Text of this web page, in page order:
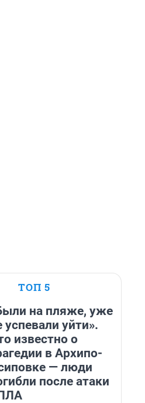
ТОП 5
на пляже, уже
успевали уйти».
известно о
в Архипо-
— люди
после атаки